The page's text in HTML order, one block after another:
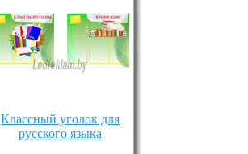
Классный уголок для
русского языка